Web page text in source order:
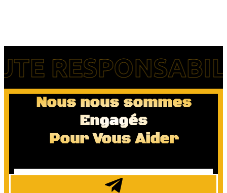
Nous nous sommes
Engagés
Pour Vous Aider